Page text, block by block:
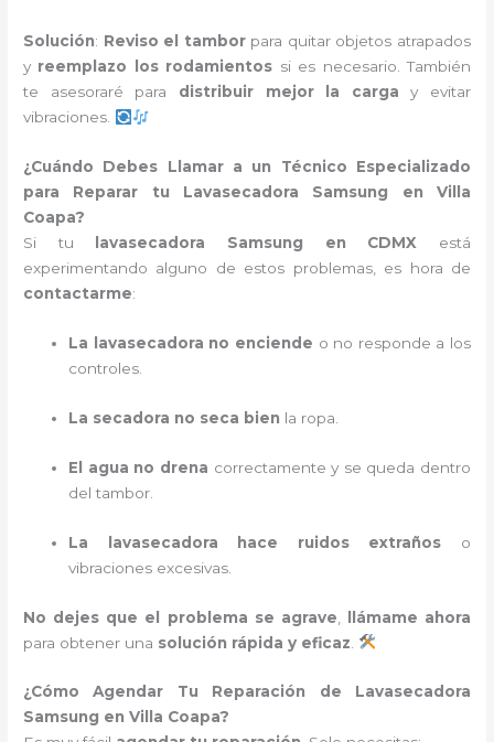
Solución: Reviso el tamborpara quitar objetos atrapados
y reemplazo los rodamientos si es necesario. También
te asesoraré para distribuir mejor la carga y evitar
vibraciones.
¿Cuándo Debes Llamar a un Técnico Especializado
para Reparar tu Lavasecadora Samsung en Villa
Coapa?
Si tu
lavasecadora Samsung en CDMX está
experimentando alguno de estos problemas, es hora de
contactarme:
La lavasecadora no enciende o no responde a los
controles.
La secadora no seca bien la ropa.
El agua no drena correctamente y se queda dentro
del tambor.
La lavasecadora hace ruidos extraños o
vibraciones excesivas.
No dejes que el problema se agrave
llámame ahora
para obtener una solución rápida y eficaz
¿Cómo Agendar Tu Reparación de Lavasecadora
Samsung en Villa Coapa?